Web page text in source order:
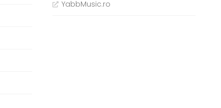
YabbMusic.ro